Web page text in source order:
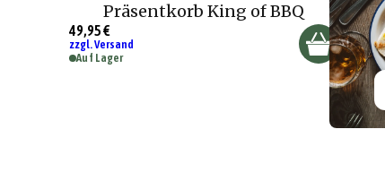
Präsentkorb King of BBQ
49,95 €
zzgl. Versand
Auf Lager